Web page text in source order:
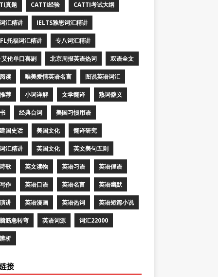
真题 CATTI经验 CATTI考试大纲
汇精讲 IELTS雅思词汇精讲
托福词汇精讲 专八词汇精讲
艾伦单口喜剧 北京周报英语热词 双语全文
读 唯美爱情英语名言 图说英语词汇
荐 小词详解 文学翻译 熟词僻义
经典台词 美国习惯用语
国史话 美国文化 翻译研究
汇精讲 英国文化 英文美句五则
歌 英文读物 英语习语 英语俚语
作 英语口语 英语名言 英语幽默
讲 英语漫画 英语热词 英语短篇小说
筋急转弯 英语词源 词汇22000
析
接